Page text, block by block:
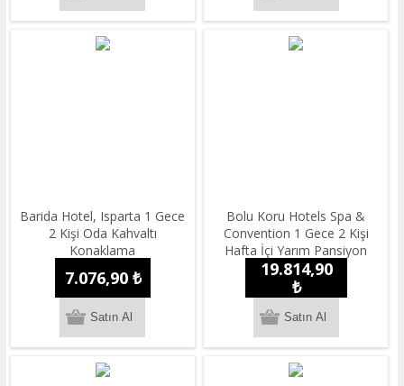
Barida Hotel, Isparta 1 Gece
2 Kişi Oda Kahvaltı
Konaklama
7.076,90 ₺
Bolu Koru Hotels Spa &
Convention 1 Gece 2 Kişi
Hafta İçi Yarım Pansiyon
Konaklama
19.814,90
₺